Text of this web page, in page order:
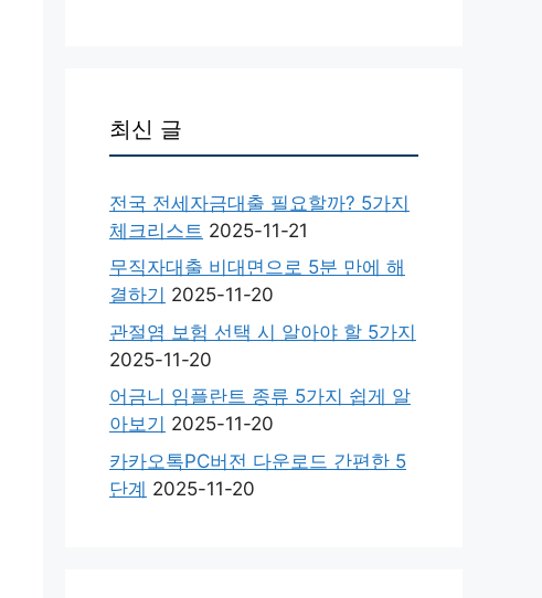
최신 글
전국 전세자금대출 필요할까? 5가지
체크리스트 2025-11-21
무직자대출 비대면으로 5분 만에 해
결하기 2025-11-20
관절염 보험 선택 시 알아야 할 5가지
2025-11-20
어금니 임플란트 종류 5가지 쉽게 알
아보기 2025-11-20
카카오톡PC버전 다운로드 간편한 5
단계 2025-11-20